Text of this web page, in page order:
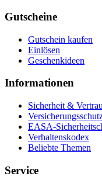
Gutscheine
Gutschein kaufen
Einlösen
Geschenkideen
Informationen
Sicherheit &
EASA-
Verhaltenskodex
Beliebte Themen
Service